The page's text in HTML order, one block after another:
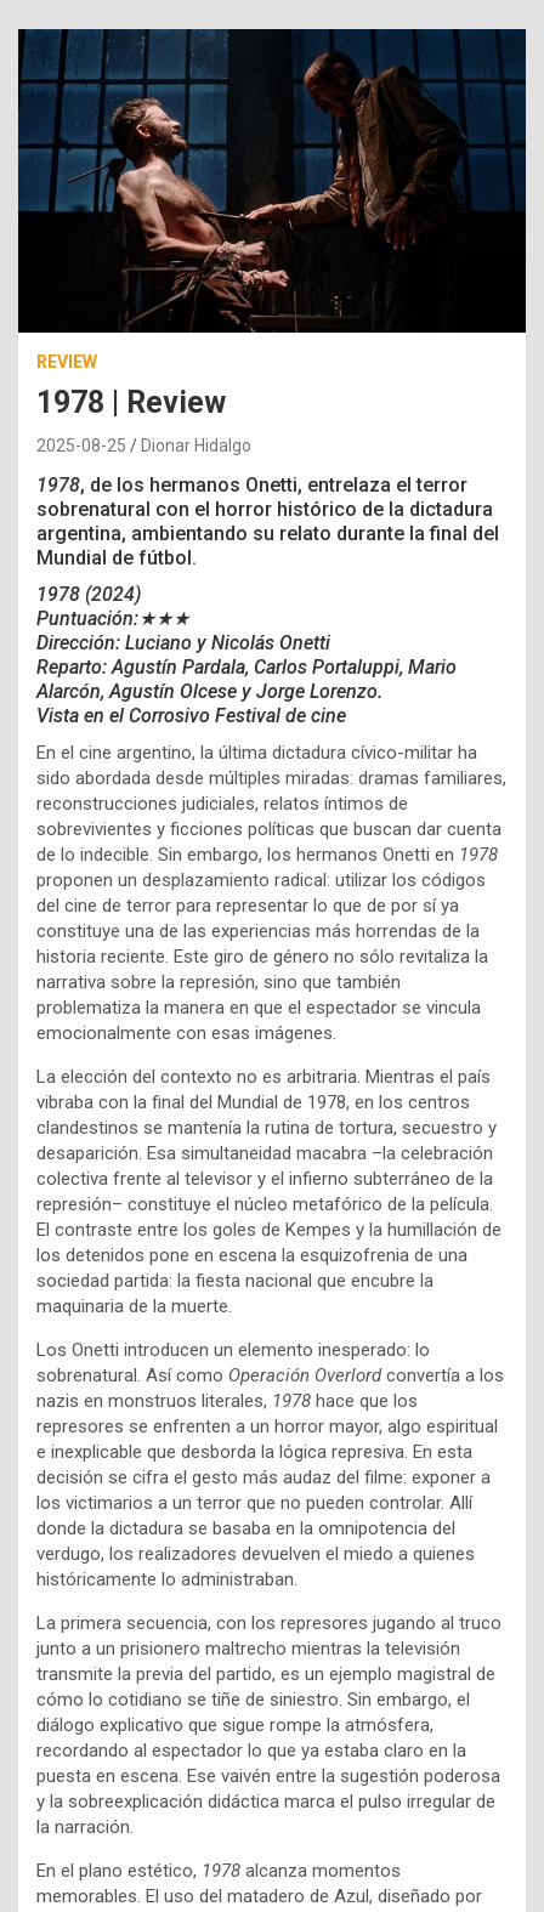
REVIEW
1978 | Review
2025-08-25 Dionar Hidalgo
1978, de los hermanos Onetti, entrelaza el terror
sobrenatural con el horror histórico de la dictadura
argentina, ambientando su relato durante la final del
Mundial de fútbol.
1978 (2024)
Puntuación:★★★
Dirección: Luciano y Nicolás Onetti
Reparto: Agustín Pardala, Carlos Portaluppi, Mario
Alarcón, Agustín Olcese y Jorge Lorenzo.
Vista en el Corrosivo Festival de cine
En el cine argentino, la última dictadura cívico-militar ha
sido abordada desde múltiples miradas: dramas familiares,
reconstrucciones judiciales, relatos íntimos de
sobrevivientes y ficciones políticas que buscan dar cuenta
de lo indecible. Sin embargo, los hermanos Onetti en 1978
proponen un desplazamiento radical: utilizar los códigos
del cine de terror para representar lo que de por sí ya
constituye una de las experiencias más horrendas de la
historia reciente. Este giro de género no sólo revitaliza la
narrativa sobre la represión, sino que también
problematiza la manera en que el espectador se vincula
emocionalmente con esas imágenes.
La elección del contexto no es arbitraria. Mientras el país
vibraba con la final del Mundial de 1978, en los centros
clandestinos se mantenía la rutina de tortura, secuestro y
desaparición. Esa simultaneidad macabra –la celebración
colectiva frente al televisor y el infierno subterráneo de la
represión– constituye el núcleo metafórico de la película.
El contraste entre los goles de Kempes y la humillación de
los detenidos pone en escena la esquizofrenia de una
sociedad partida: la fiesta nacional que encubre la
maquinaria de la muerte.
Los Onetti introducen un elemento inesperado: lo
sobrenatural. Así como Operación Overlordconvertía a los
nazis en monstruos literales, 1978 hace que los
represores se enfrenten a un horror mayor, algo espiritual
e inexplicable que desborda la lógica represiva. En esta
decisión se cifra el gesto más audaz del filme: exponer a
los victimarios a un terror que no pueden controlar. Allí
donde la dictadura se basaba en la omnipotencia del
verdugo, los realizadores devuelven el miedo a quienes
históricamente lo administraban.
La primera secuencia, con los represores jugando al truco
junto a un prisionero maltrecho mientras la televisión
transmite la previa del partido, es un ejemplo magistral de
cómo lo cotidiano se tiñe de siniestro. Sin embargo, el
diálogo explicativo que sigue rompe la atmósfera,
recordando al espectador lo que ya estaba claro en la
puesta en escena. Ese vaivén entre la sugestión poderosa
y la sobreexplicación didáctica marca el pulso irregular de
la narración.
En el plano estético, 1978 alcanza momentos
memorables. El uso del matadero de Azul, diseñado por